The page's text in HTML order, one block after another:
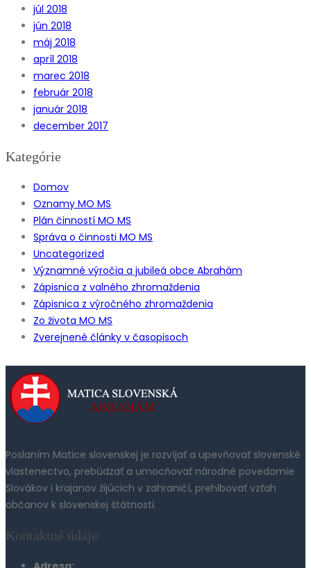
júl 2018
jún 2018
máj 2018
apríl 2018
marec 2018
február 2018
január 2018
december 2017
Kategórie
Domov
Oznamy MO MS
Plán činností MO MS
Správa o činnosti MO MS
Uncategorized
Významné výročia a jubileá obce Abrahám
Zápisnica z valného zhromaždenia
Zápisnica z výročného zhromaždenia
Zo života MO MS
Zverejnené články v časopisoch
Poslaním Matice slovenskej je rozvíjať a upevňovať slovenské
vlastenectvo, prebúdzať a umocňovať národné povedomie
Slovákov i krajanov žijúcich v zahraničí, prehlbovať vzťah
občanov k slovenskej štátnosti.
Kontaktné údaje